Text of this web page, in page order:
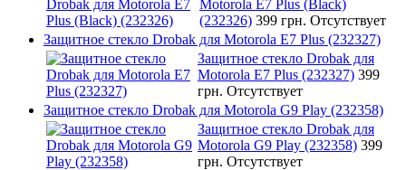
Motorola E7 Plus (Black)
(232326) 399 грн. Отсутствует
Защитное стекло Drobak для Motorola E7 Plus (232327)
Защитное стекло Drobak для
Motorola E7 Plus (232327) 399
грн. Отсутствует
Защитное стекло Drobak для Motorola G9 Play (232358)
Защитное стекло Drobak для
Motorola G9 Play (232358) 399
грн. Отсутствует